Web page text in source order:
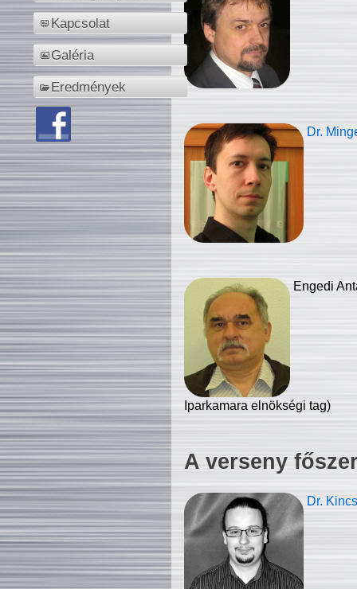
Kapcsolat
Galéria
Eredmények
Dr.
Engedi
Iparkamara elnökségi tag)
A verseny
Dr.